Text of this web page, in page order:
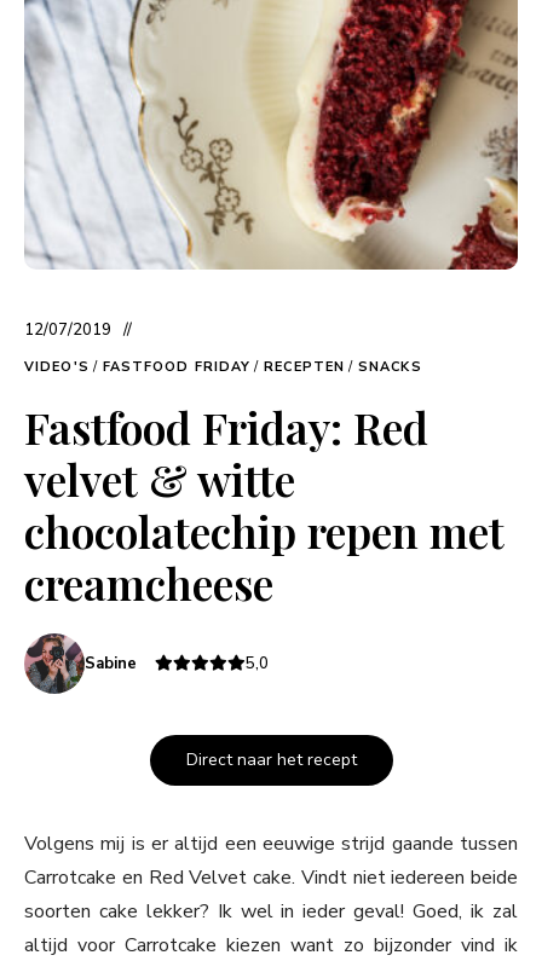
12/07/2019
VIDEO'S / FASTFOOD FRIDAY / RECEPTEN / SNACKS
Fastfood Friday: Red
velvet & witte
chocolatechip repen met
creamcheese
Sabine 5,0
Direct naar het recept
Volgens mij is er altijd een eeuwige strijd gaande tussen
Carrotcake en Red Velvet cake. Vindt niet iedereen beide
soorten cake lekker? Ik wel in ieder geval! Goed, ik zal
altijd voor Carrotcake kiezen want zo bijzonder vind ik